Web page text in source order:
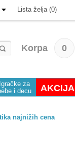
Lista želja (0)
Korpa 0
Igračke za
i decu
AKCIJA
najnižih cena